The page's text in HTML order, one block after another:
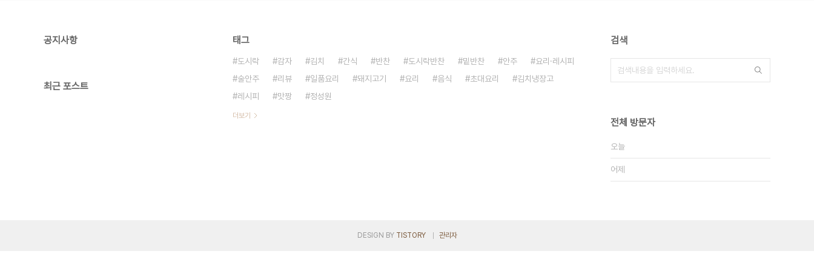
공지사항
최근 포스트
태그
도시락 감자 김치 간식 반찬 도시락반찬 밑반찬 안주
요리·레시피
술안주
리뷰 일품요리 돼지고기 요리 음식 초대요리
김치냉장고
레시피
맛짱 정성원
더보기
검색
전체 방문자
오늘
어제
DESIGN BY TISTORY 관리자